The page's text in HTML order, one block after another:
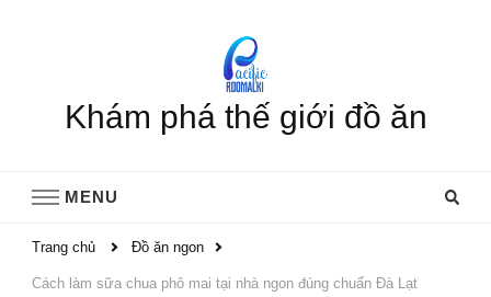
Khám phá thế giới đồ ăn
MENU
Trang chủ Đồ ăn ngon
Cách làm sữa chua phô mai tại nhà ngon đúng chuẩn Đà Lạt